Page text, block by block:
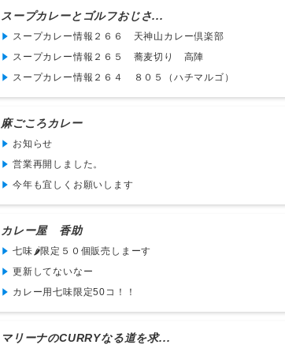
スープカレーとゴルフおじさ...
スープカレー情報２６６ 天神山カレー倶楽部
スープカレー情報２６５ 蕎麦切り 高陣
スープカレー情報２６４ ８０５（ハチマルゴ）
麻ごころカレー
お知らせ
営業再開しました。
今年も宜しくお願いします
カレー屋 香助
七味🌶限定５０個販売しまーす
更新してないなー
カレー用七味限定50コ！！
マリーナのCURRYなる道を求...